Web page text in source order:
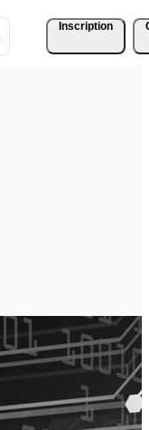
Inscription